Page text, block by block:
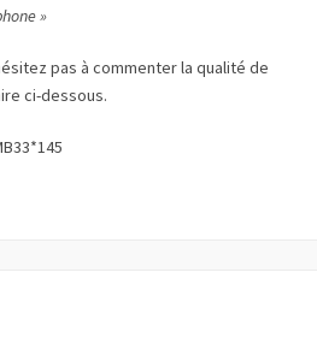
»
pas à commenter la qualité de
ci-dessous.